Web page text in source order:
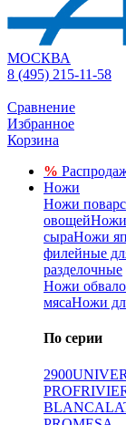
МОСКВА
8 (495) 215-11-58
Сравнение
Избранное
Корзина
%
Ножи
Ножи
овощейНожи
сыраНожи
филейные
разделочные
Ножи
мясаНожи
По серии
2900
PROF
BLANCA